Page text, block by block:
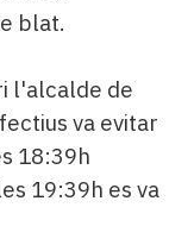
blat.
l'alcalde de
va evitar
18:39h
19:39h es va